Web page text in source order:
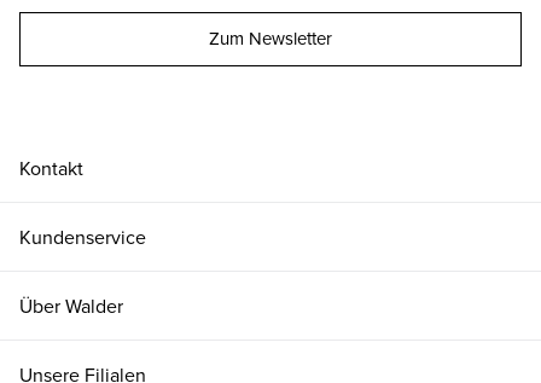
Kontakt
Kundenservice
Über Walder
Unsere Filialen
Zum Newsletter